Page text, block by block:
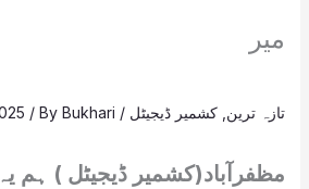
میر
تازہ ترین کشمیر ڈیجیٹل /
/ ByBukhari
مظفرآباد(کشمیر ڈیجیٹل ) ہم